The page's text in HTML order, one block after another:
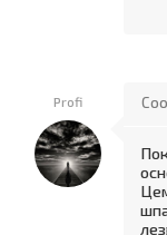
Profi